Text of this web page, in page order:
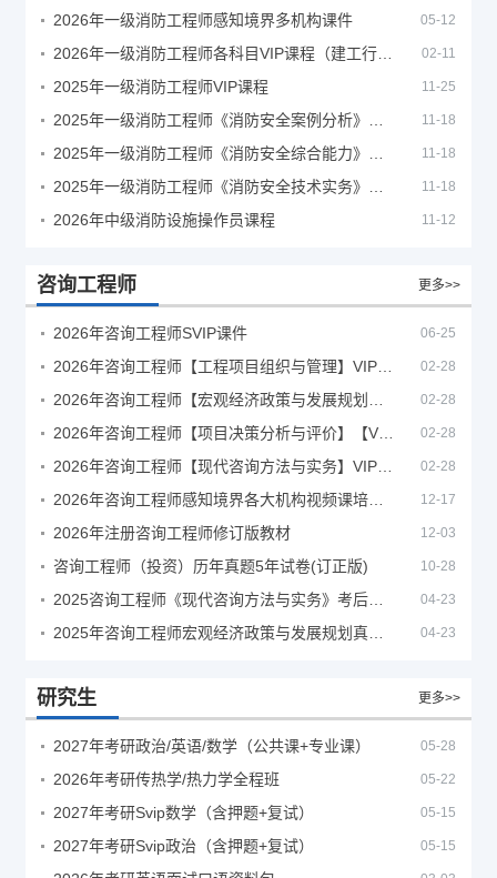
2026年一级消防工程师感知境界多机构课件 05-12
02-11
2025年一级消防工程师VIP课程 11-25
11-18
11-18
11-18
2026年中级消防设施操作员课程 11-12
咨询工程师 更多>>
2026年咨询工程师SVIP课件 06-25
02-28
02-28
02-28
02-28
12-17
2026年注册咨询工程师修订版教材 12-03
咨询工程师（投资）历年真题5年试卷(订正版) 10-28
04-23
04-23
研究生 更多>>
2027年考研政治/英语/数学（公共课+专业课） 05-28
2026年考研传热学/热力学全程班 05-22
2027年考研Svip数学（含押题+复试） 05-15
2027年考研Svip政治（含押题+复试） 05-15